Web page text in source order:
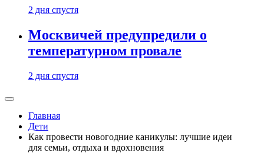
2 дня спустя
Москвичей предупредили о
температурном провале
2 дня спустя
Главная
Дети
Как провести новогодние каникулы: лучшие идеи
для семьи, отдыха и вдохновения